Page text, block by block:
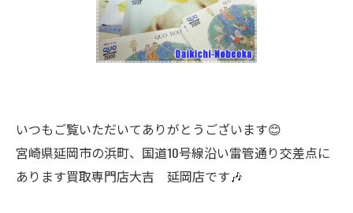
いつもご覧いただいてありがとうございます😊
宮崎県延岡市の浜町、国道10号線沿い雷管通り交差点に
あります買取専門店大吉 延岡店です🎶